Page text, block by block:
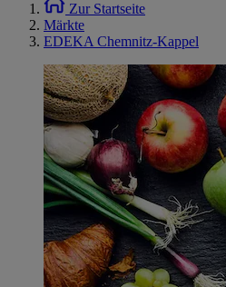
Zur Startseite
Märkte
EDEKA Chemnitz-Kappel